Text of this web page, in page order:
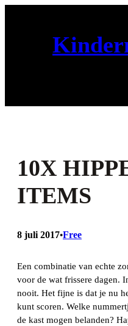
10X
ITEMS
8 juli 2017•Free
Een combinatie van echte
voor de wat frissere dagen.
nooit. Het fijne is dat je nu
kunt scoren. Welke
de kast mogen belanden?